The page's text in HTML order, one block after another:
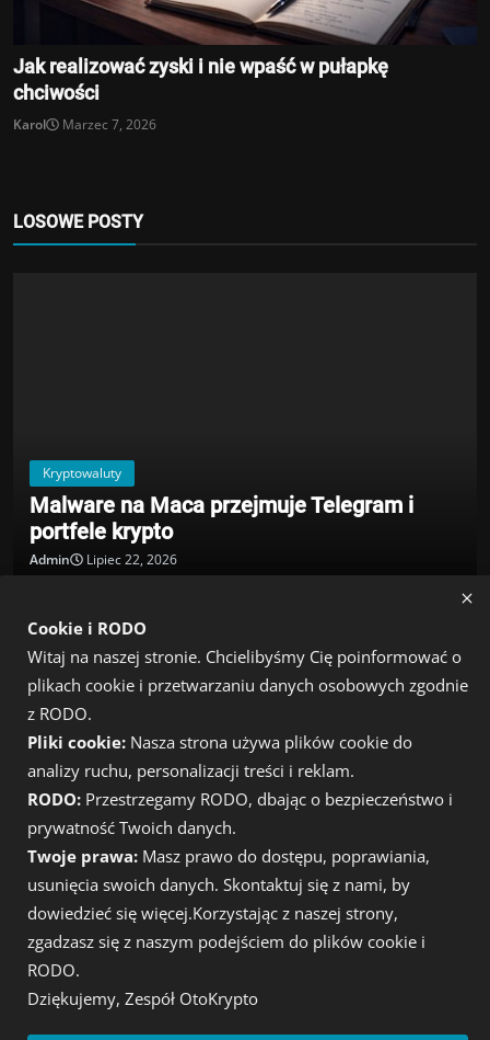
Jak realizować zyski i nie wpaść w pułapkę
chciwości
Karol Marzec 7, 2026
LOSOWE POSTY
portfele krypto
Admin Lipiec 22, 2026
POPULAR TAGS
inwestycje
kryptowaluty wiadomości
Kryptowaluty btc
finanse
rynek kryptowalut wiadomości
Ripple
usa Trump
Cookie i RODO
Witaj na naszej stronie. Chcielibyśmy Cię poinformować o
plikach cookie i przetwarzaniu danych osobowych zgodnie
z RODO.
Pliki cookie: Nasza strona używa plików cookie do
analizy ruchu, personalizacji treści i reklam.
RODO: Przestrzegamy RODO, dbając o bezpieczeństwo i
prywatność Twoich danych.
Twoje prawa: Masz prawo do dostępu, poprawiania,
usunięcia swoich danych. Skontaktuj się z nami, by
dowiedzieć się więcej.Korzystając z naszej strony,
zgadzasz się z naszym podejściem do plików cookie i
RODO.
Dziękujemy, Zespół OtoKrypto